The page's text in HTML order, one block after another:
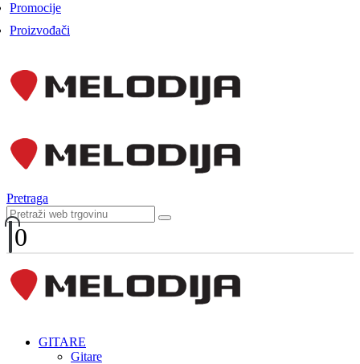
Promocije
Proizvođači
Pretraga
0
GITARE
Gitare